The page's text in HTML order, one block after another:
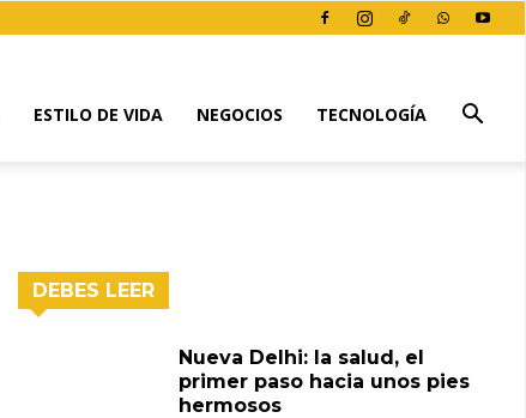
ESTILO DE VIDA NEGOCIOS TECNOLOGÍA
DEBES LEER
Nueva Delhi: la salud, el
primer paso hacia unos pies
hermosos